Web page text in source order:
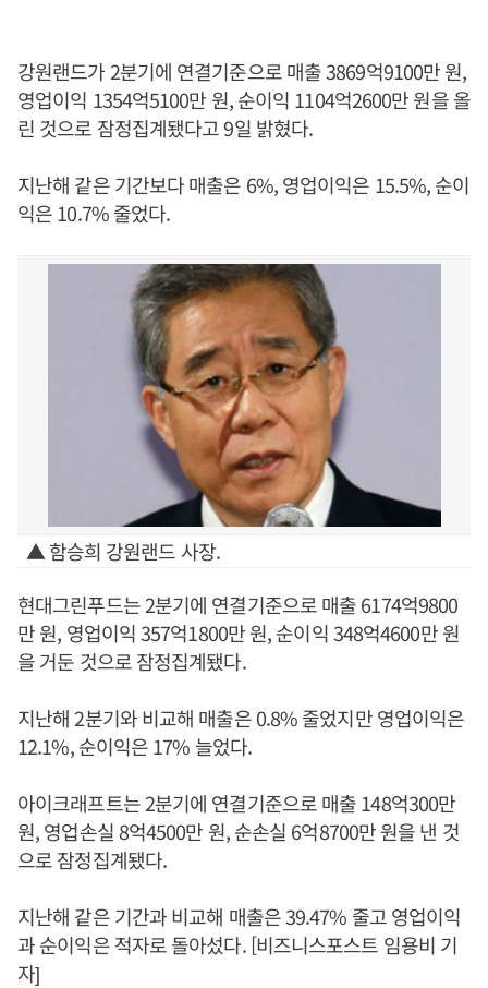
강원랜드가 2분기에 연결기준으로 매출 3869억9100만 원,
영업이익 1354억5100만 원, 순이익 1104억2600만 원을 올
린 것으로 잠정집계됐다고 9일 밝혔다.
지난해 같은 기간보다 매출은 6%, 영업이익은 15.5%, 순이
익은 10.7% 줄었다.
▲ 함승희 강원랜드 사장.
현대그린푸드는 2분기에 연결기준으로 매출 6174억9800
만 원, 영업이익 357억1800만 원, 순이익 348억4600만 원
을 거둔 것으로 잠정집계됐다.
지난해 2분기와 비교해 매출은 0.8% 줄었지만 영업이익은
12.1%, 순이익은 17% 늘었다.
아이크래프트는 2분기에 연결기준으로 매출 148억300만
원, 영업손실 8억4500만 원, 순손실 6억8700만 원을 낸 것
으로 잠정집계됐다.
지난해 같은 기간과 비교해 매출은 39.47% 줄고 영업이익
과 순이익은 적자로 돌아섰다. [비즈니스포스트 임용비 기
자]